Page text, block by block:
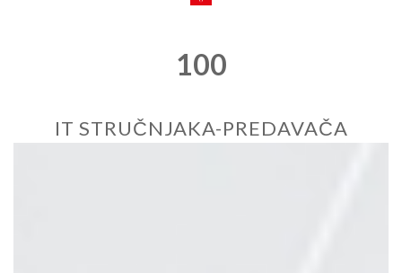
100
IT STRUČNJAKA-PREDAVAČA